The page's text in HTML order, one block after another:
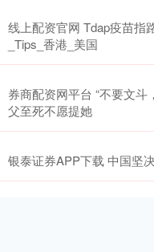
线上配资官网 Tdap疫苗指
_Tips_香港_美国
券商配资网平台 “不要文
父至死不愿提她
银泰证券APP下载 中国坚